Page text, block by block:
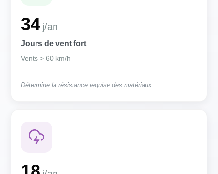
34 j/an
Jours de vent fort
Vents > 60 km/h
Détermine la résistance requise des matériaux